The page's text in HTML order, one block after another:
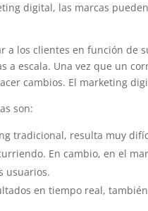
digital, las marcas
a los clientes en función de
a escala. Una vez que un
cambios. El marketing
son:
tradicional, resulta muy
En cambio, en el
usuarios.
en tiempo real,